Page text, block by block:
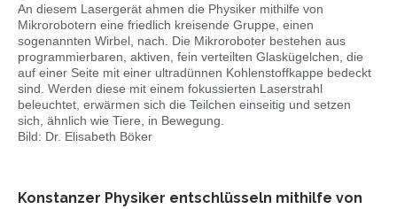
An diesem Lasergerät ahmen die Physiker mithilfe von
Mikrorobotern eine friedlich kreisende Gruppe, einen
sogenannten Wirbel, nach. Die Mikroroboter bestehen aus
programmierbaren, aktiven, fein verteilten Glaskügelchen, die
auf einer Seite mit einer ultradünnen Kohlenstoffkappe bedeckt
sind. Werden diese mit einem fokussierten Laserstrahl
beleuchtet, erwärmen sich die Teilchen einseitig und setzen
sich, ähnlich wie Tiere, in Bewegung.
Bild: Dr. Elisabeth Böker
Konstanzer Physiker entschlüsseln mithilfe von